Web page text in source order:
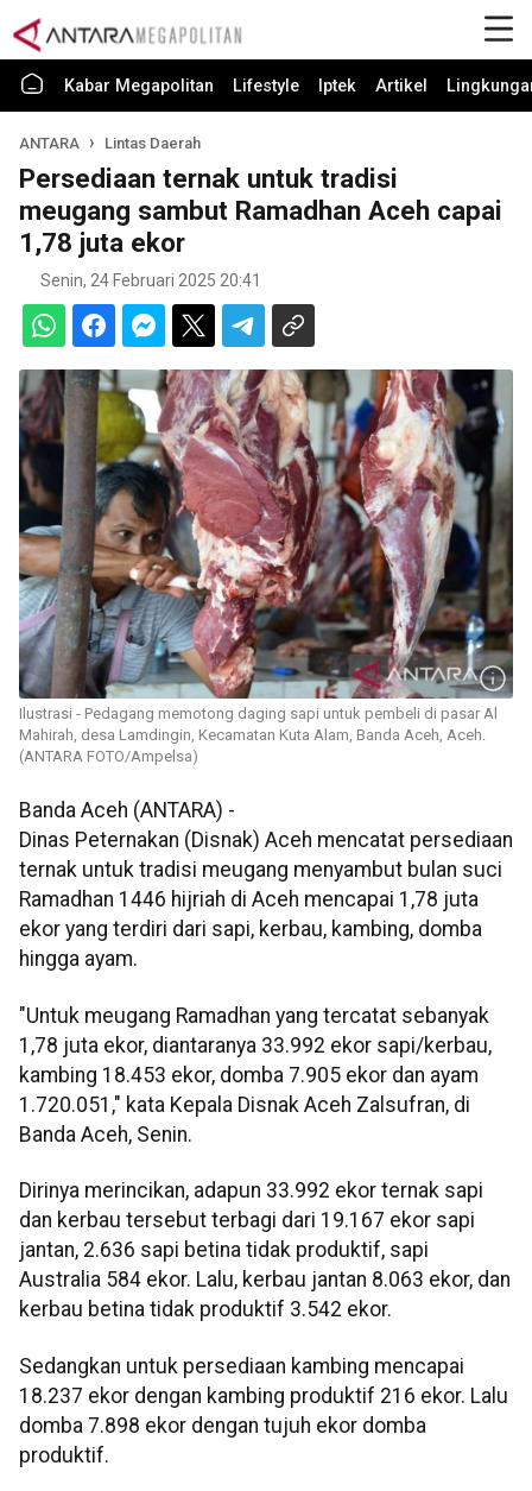
Kabar Megapolitan Lifestyle Iptek Artikel
ANTARA Lintas Daerah
Persediaan ternak untuk tradisi
meugang sambut Ramadhan Aceh capai
1,78 juta ekor
Senin, 24 Februari 2025 20:41
Ilustrasi - Pedagang memotong daging sapi untuk pembeli di pasar Al
Mahirah, desa Lamdingin, Kecamatan Kuta Alam, Banda Aceh, Aceh.
(ANTARA FOTO/Ampelsa)
Banda Aceh (ANTARA) -
Dinas Peternakan (Disnak) Aceh mencatat persediaan
ternak untuk tradisi meugang menyambut bulan suci
Ramadhan 1446 hijriah di Aceh mencapai 1,78 juta
ekor yang terdiri dari sapi, kerbau, kambing, domba
hingga ayam.
"Untuk meugang Ramadhan yang tercatat sebanyak
1,78 juta ekor, diantaranya 33.992 ekor sapi/kerbau,
kambing 18.453 ekor, domba 7.905 ekor dan ayam
1.720.051," kata Kepala Disnak Aceh Zalsufran, di
Banda Aceh, Senin.
Dirinya merincikan, adapun 33.992 ekor ternak sapi
dan kerbau tersebut terbagi dari 19.167 ekor sapi
jantan, 2.636 sapi betina tidak produktif, sapi
Australia 584 ekor. Lalu, kerbau jantan 8.063 ekor, dan
kerbau betina tidak produktif 3.542 ekor.
Sedangkan untuk persediaan kambing mencapai
18.237 ekor dengan kambing produktif 216 ekor. Lalu
domba 7.898 ekor dengan tujuh ekor domba
produktif.